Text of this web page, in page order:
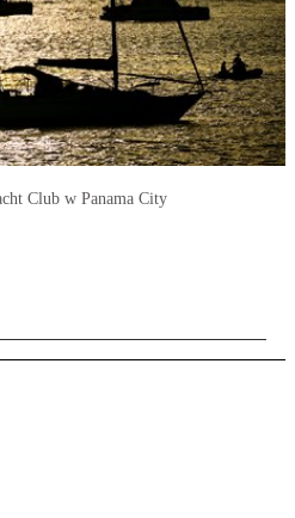
Club w Panama City